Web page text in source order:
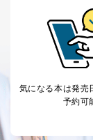
当社は、取
本人の同意
ません。
法令に基
人の生
き。
公衆衛
に特に
気になる本は発売
予約可